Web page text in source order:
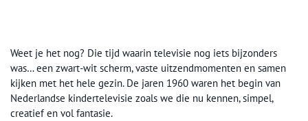
Weet je het nog? Die tijd waarin televisie nog iets bijzonders
was… een zwart-wit scherm, vaste uitzendmomenten en samen
kijken met het hele gezin. De jaren 1960 waren het begin van
Nederlandse kindertelevisie zoals we die nu kennen, simpel,
creatief en vol fantasie.